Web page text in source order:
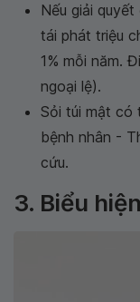
Nếu giải
tái phát triệu
1% mỗi năm.
ngoại lệ).
Sỏi túi mật có
bệnh nhân -
cứu.
3. Biểu